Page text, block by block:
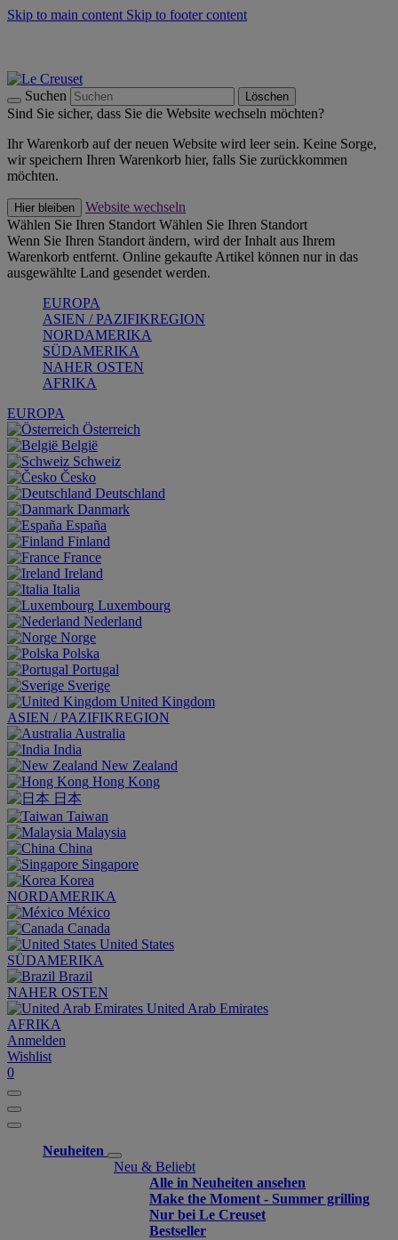
Skip to main content Skip to footer content
Suchen Löschen
Sind Sie sicher, dass Sie die Website wechseln möchten?
Ihr Warenkorb auf der neuen Website wird leer sein. Keine Sorge,
wir speichern Ihren Warenkorb hier, falls Sie zurückkommen
möchten.
Hier bleiben
Website wechseln
Wählen Sie Ihren Standort Wählen Sie Ihren Standort
Wenn Sie Ihren Standort ändern, wird der Inhalt aus Ihrem
Warenkorb entfernt. Online gekaufte Artikel können nur in das
ausgewählte Land gesendet werden.
EUROPA
ASIEN / PAZIFIKREGION
NORDAMERIKA
SÜDAMERIKA
NAHER OSTEN
AFRIKA
EUROPA
Österreich
België
Schweiz
Česko
Deutschland
Danmark
España
Finland
France
Ireland
Italia
Luxembourg
Nederland
Norge
Polska
Portugal
Sverige
United Kingdom
ASIEN / PAZIFIKREGION
Australia
India
New Zealand
Hong Kong
日本
Taiwan
Malaysia
China
Singapore
Korea
NORDAMERIKA
México
Canada
United States
SÜDAMERIKA
Brazil
NAHER OSTEN
United Arab Emirates
AFRIKA
Anmelden
Wishlist
0
Neuheiten
Neu & Beliebt
Alle in Neuheiten ansehen
Make the Moment - Summer grilling
Nur bei Le Creuset
Bestseller